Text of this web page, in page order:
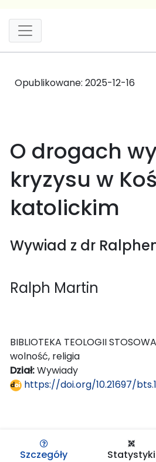
Opublikowane: 2025-12-16
O drogach
kryzysu w
katolickim
Wywiad z dr
Ralph Martin
BIBLIOTEKA TEOLOGII
wolność, religia
Dział:Wywiady
https://doi.org/10.21697/
Szczegóły Statystyki